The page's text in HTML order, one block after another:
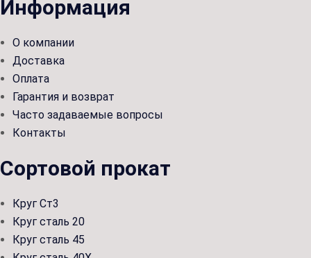
Информация
О компании
Доставка
Оплата
Гарантия и возврат
Часто задаваемые вопросы
Контакты
Сортовой прокат
Круг Ст3
Круг сталь 20
Круг сталь 45